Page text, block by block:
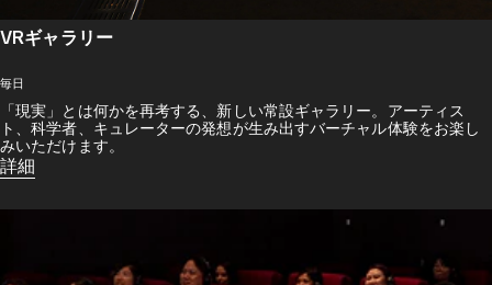
VRギャラリー
毎日
「現実」とは何かを再考する、新しい常設ギャラリー。アーティス
ト、科学者、キュレーターの発想が生み出すバーチャル体験をお楽し
みいただけます。
詳細